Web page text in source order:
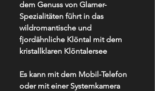
dem Genuss von Glarner-
Spezialitäten führt in das
wildromantische und
fjordähnliche Klöntal mit dem
kristallklaren Klöntalersee
Es kann mit dem Mobil-Telefon
oder mit einer Systemkamera